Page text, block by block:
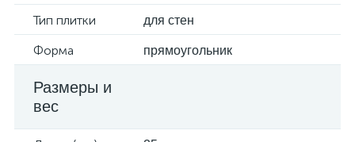
Тип плитки для стен
Форма прямоугольник
Размеры и
вес